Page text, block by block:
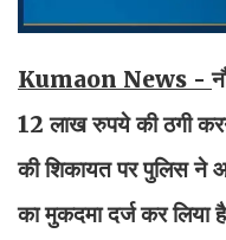
Kumaon News -
12 लाख रुपये की ठगी
की शिकायत पर पुलिस ने
का मुकदमा दर्ज कर